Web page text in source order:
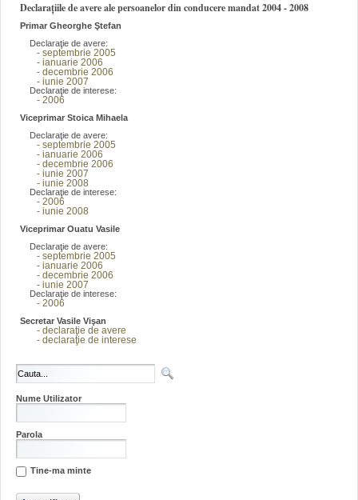
Declarațiile de avere ale persoanelor din conducere mandat 2004 - 2008
Primar Gheorghe Ştefan
Declaraţie de avere:
- septembrie 2005
- ianuarie 2006
- decembrie 2006
- iunie 2007
Declaraţie de interese:
- 2006
Viceprimar Stoica Mihaela
Declaraţie de avere:
- septembrie 2005
- ianuarie 2006
- decembrie 2006
- iunie 2007
- iunie 2008
Declaraţie de interese:
- 2006
- iunie 2008
Viceprimar Ouatu Vasile
Declaraţie de avere:
- septembrie 2005
- ianuarie 2006
- decembrie 2006
- iunie 2007
Declaraţie de interese:
- 2006
Secretar Vasile Vişan
- declaraţie de avere
- declaraţie de interese
Nume Utilizator
Parola
Tine-ma minte